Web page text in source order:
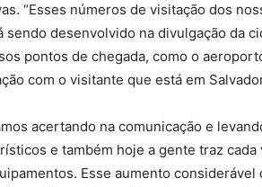
“Esses números de visitação dos
sendo desenvolvido na divulgação da
pontos de chegada, como o
com o visitante que está em
acertando na comunicação e
e também hoje a gente traz
Esse aumento